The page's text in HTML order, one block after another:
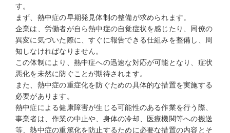
す。
まず、熱中症の早期発見体制の整備が求められます。
企業は、労働者が自ら熱中症の自覚症状を感じたり、同僚の
異変に気づいた際に、すぐに報告できる仕組みを整備し、周
知しなければなりません。
この体制により、熱中症への迅速な対応が可能となり、症状
悪化を未然に防ぐことが期待されます。
また、熱中症の重症化を防ぐための具体的な措置を実施する
必要があります。
熱中症による健康障害が生じる可能性のある作業を行う際、
事業者は、作業の中止や、身体の冷却、医療機関等への搬送
等、熱中症の重篤化を防止するために必要な措置の内容とそ